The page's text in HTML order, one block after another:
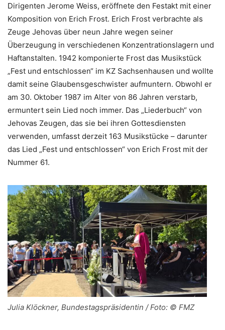
Dirigenten Jerome Weiss, eröffnete den Festakt mit einer
Komposition von Erich Frost. Erich Frost verbrachte als
Zeuge Jehovas über neun Jahre wegen seiner
Überzeugung in verschiedenen Konzentrationslagern und
Haftanstalten. 1942 komponierte Frost das Musikstück
„Fest und entschlossen“ im KZ Sachsenhausen und wollte
damit seine Glaubensgeschwister aufmuntern. Obwohl er
am 30. Oktober 1987 im Alter von 86 Jahren verstarb,
ermuntert sein Lied noch immer. Das „Liederbuch“ von
Jehovas Zeugen, das sie bei ihren Gottesdiensten
verwenden, umfasst derzeit 163 Musikstücke – darunter
das Lied „Fest und entschlossen“ von Erich Frost mit der
Nummer 61.
Julia Klöckner, Bundestagspräsidentin / Foto: © FMZ